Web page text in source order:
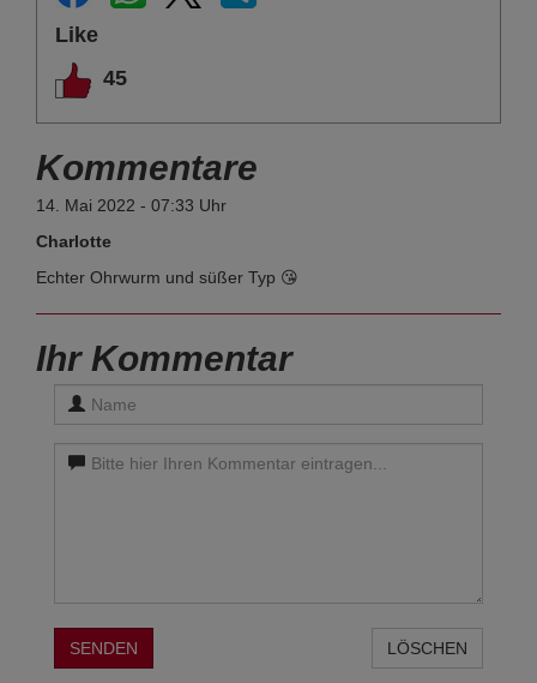
Like
45
Kommentare
14. Mai 2022 - 07:33 Uhr
Charlotte
Echter Ohrwurm und süßer Typ 😘
Ihr Kommentar
SENDEN LÖSCHEN